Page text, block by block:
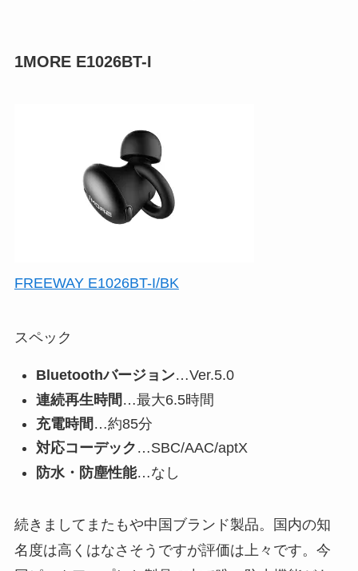
1MORE E1026BT-I
FREEWAY E1026BT-I/BK
スペック
Bluetoothバージョン…Ver.5.0
連続再生時間 …最大6.5時間
充電時間 …約85分
対応コーデック …SBC/AAC/aptX
防水・防塵性能…なし
続きましてまたもや中国ブランド製品。国内の知
名度は高くはなさそうですが評価は上々です。今